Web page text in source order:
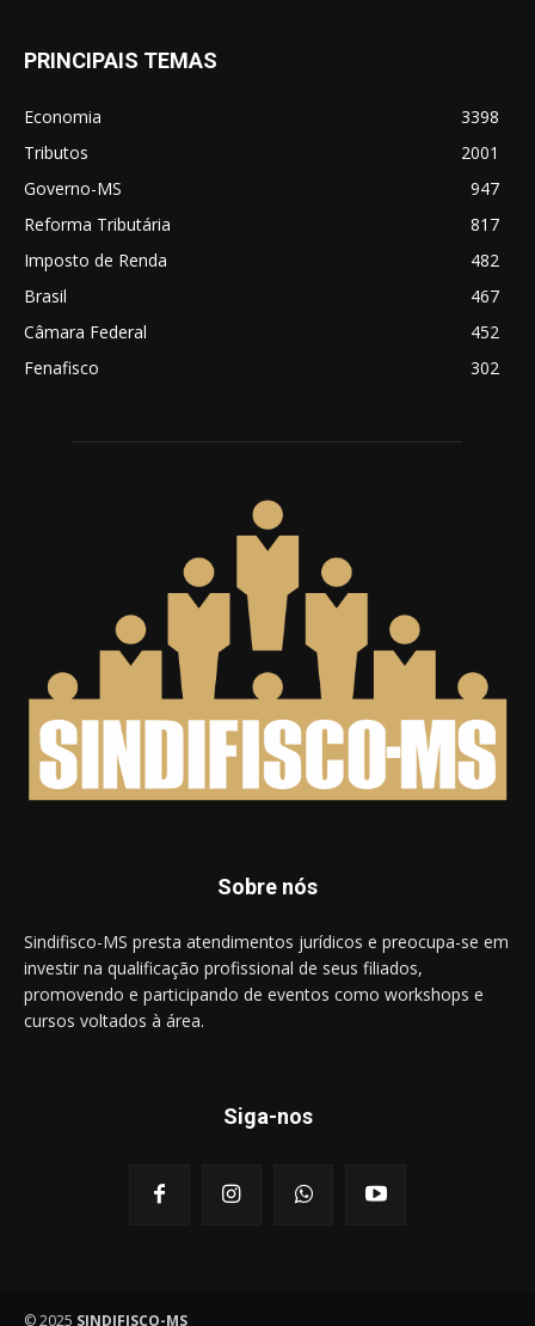
PRINCIPAIS TEMAS
Economia
3398
Tributos
2001
Governo-MS
947
Reforma Tributária
817
Imposto de Renda
482
Brasil
467
Câmara Federal
452
Fenafisco
302
Sobre nós
Sindifisco-MS presta atendimentos jurídicos e preocupa-se em
investir na qualificação profissional de seus filiados,
promovendo e participando de eventos como workshops e
cursos voltados à área.
Siga-nos
© 2025 SINDIFISCO-MS